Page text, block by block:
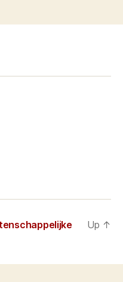
Up ↑